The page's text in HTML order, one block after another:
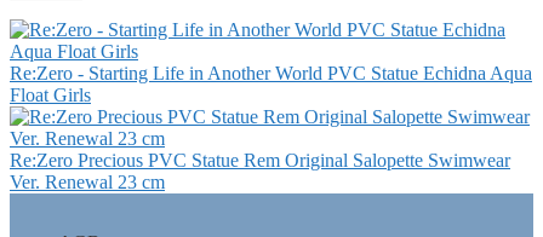
Re:Zero - Starting Life in Another World PVC Statue Echidna Aqua
Float Girls
Re:Zero Precious PVC Statue Rem Original Salopette Swimwear
Ver. Renewal 23 cm